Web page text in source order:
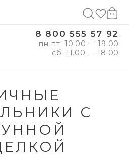
8 800 555 57 92
пн-пт: 10.00 — 19.00
сб: 11.00 — 18.00
С